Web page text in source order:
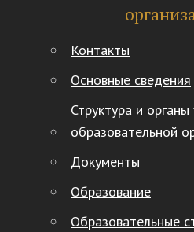
Контакты
Основные сведения
Структура и органы
образовательной
Документы
Образование
Образовательные